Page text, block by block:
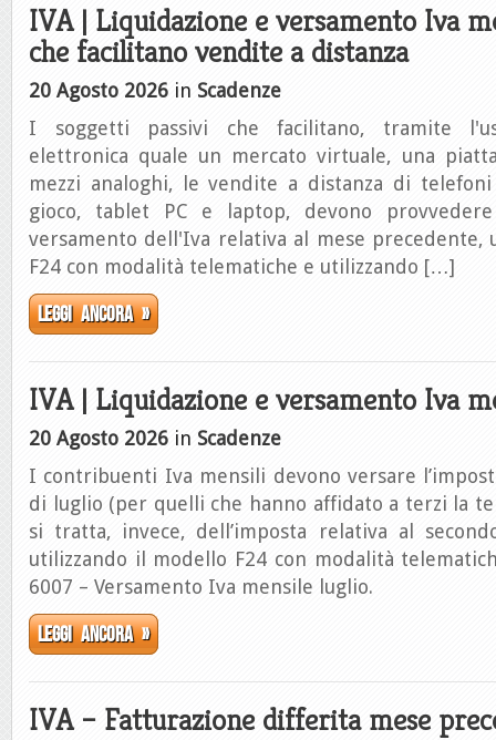
IVA | Liquidazione e versamento Iva
che facilitano vendite a distanza
20 Agosto 2026 in Scadenze
I soggetti passivi che facilitano, tramite
elettronica quale un mercato virtuale, una
mezzi analoghi, le vendite a distanza di
gioco, tablet PC e laptop, devono
versamento dell'Iva relativa al mese precedente,
F24 con modalità telematiche e utilizzando […]
Leggi ancora »
IVA | Liquidazione e versamento Iva
20 Agosto 2026 in Scadenze
I contribuenti Iva mensili devono versare
di luglio (per quelli che hanno affidato a terzi la
si tratta, invece, dell’imposta relativa al
utilizzando il modello F24 con modalità
6007 – Versamento Iva mensile luglio.
Leggi ancora »
IVA – Fatturazione differita mese